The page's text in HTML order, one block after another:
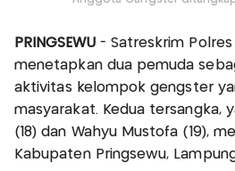
PRINGSEWU - Satreskrim Polres
menetapkan dua pemuda
aktivitas kelompok gengster
masyarakat. Kedua tersangka,
(18) dan Wahyu Mustofa (19),
Kabupaten Pringsewu,